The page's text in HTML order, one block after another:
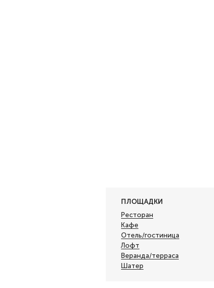
ПЛОЩАДКИ
Ресторан
Кафе
Отель/гостиница
Лофт
Веранда/терраса
Шатер